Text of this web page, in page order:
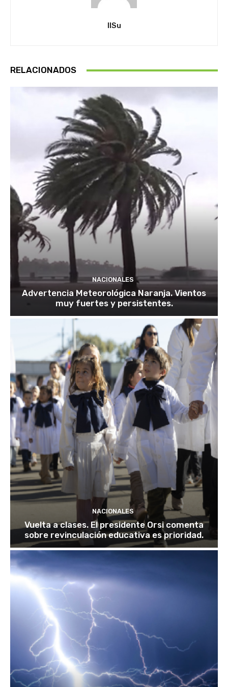
IlSu
RELACIONADOS
NACIONALES
Advertencia Meteorológica Naranja. Vientos
muy fuertes y persistentes.
NACIONALES
Vuelta a clases. El presidente Orsi comenta
sobre revinculación educativa es prioridad.